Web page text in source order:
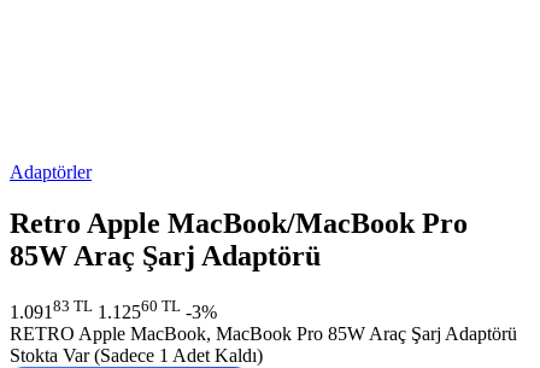
Adaptörler
Retro Apple MacBook/MacBook Pro
85W Araç Şarj Adaptörü
1.091 83 TL 1.12560 TL -3%
RETRO Apple MacBook, MacBook Pro 85W Araç Şarj Adaptörü
Stokta Var (Sadece 1 Adet Kaldı)